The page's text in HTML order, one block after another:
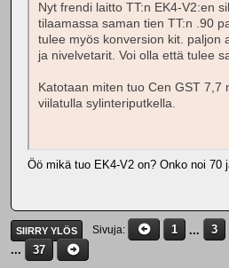
Nyt frendi laitto TT:n EK4-V2:en
tilaamassa saman tien TT:n .90
tulee myös konversion kit. paljon
ja nivelvetarit. Voi olla että tulee
Katotaan miten tuo Cen GST 7,7
viilatulla sylinteriputkella.
Öö mikä tuo EK4-V2 on? Onko noi 70
SIIRRY YLÖS Sivuja 1 ... 3
...
37